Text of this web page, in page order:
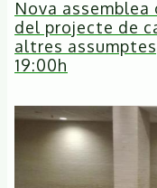
Nova
del projecte de
altres
19:00h